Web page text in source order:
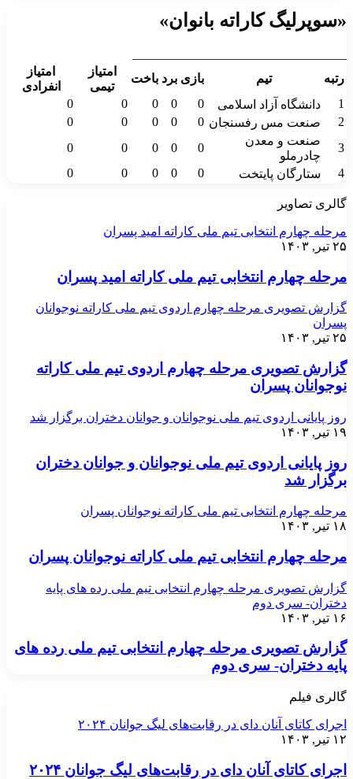
«سوپرلیگ کاراته بانوان»
رتبه
تیم بازی برد باخت
امتیاز
تیمی
امتیاز
انفرادی
1
دانشگاه آزاد اسلامی 0
0
0
0
0
2
صنعت مس رفسنجان 0
0
0
0
0
3
صنعت و معدن
چادرملو
0
0
0
0
0
4
ستارگان پایتخت 0
0
0
0
0
گالری تصاویر
مرحله چهارم انتخابی تیم ملی کاراته امید پسران
۲۵ تیر, ۱۴۰۳
مرحله چهارم انتخابی تیم ملی کاراته امید پسران
گزارش تصویری مرحله چهارم اردوی تیم ملی کاراته نوجوانان
پسران
۲۵ تیر, ۱۴۰۳
گزارش تصویری مرحله چهارم اردوی تیم ملی کاراته
نوجوانان پسران
روز پایانی اردوی تیم ملی نوجوانان و جوانان دختران برگزار شد
۱۹ تیر, ۱۴۰۳
روز پایانی اردوی تیم ملی نوجوانان و جوانان دختران
برگزار شد
مرحله چهارم انتخابی تیم ملی کاراته نوجوانان پسران
۱۸ تیر, ۱۴۰۳
مرحله چهارم انتخابی تیم ملی کاراته نوجوانان پسران
گزارش تصویری مرحله چهارم انتخابی تیم ملی رده های پایه
دختران- سری دوم
۱۶ تیر, ۱۴۰۳
گزارش تصویری مرحله چهارم انتخابی تیم ملی رده های
پایه دختران- سری دوم
گالری فیلم
اجرای کاتای آنان دای در رقابت‌های لیگ جوانان ۲۰۲۴
۱۲ تیر, ۱۴۰۳
اجرای کاتای آنان دای در رقابت‌های لیگ جوانان ۲۰۲۴